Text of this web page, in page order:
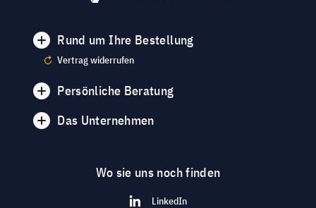
Rund um Ihre Bestellung
Vertrag widerrufen
Persönliche Beratung
Das Unternehmen
Wo sie uns noch finden
LinkedIn